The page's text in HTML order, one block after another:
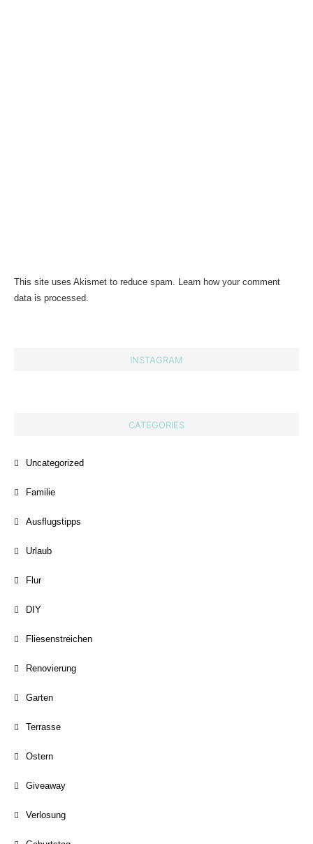
This site uses Akismet to reduce spam. Learn how your comment
data is processed.
INSTAGRAM
CATEGORIES
Uncategorized
Familie
Ausflugstipps
Urlaub
Flur
DIY
Fliesenstreichen
Renovierung
Garten
Terrasse
Ostern
Giveaway
Verlosung